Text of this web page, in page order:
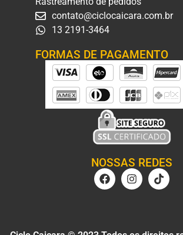
contato@ciclocaicara.com.br
13 2191-3464
FORMAS DE PAGAMENTO
NOSSAS REDES